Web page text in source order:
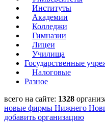
Институты
Академии
Колледжи
Гимназии
Лицеи
Училища
Государственные
Налоговые
Разное
всего на сайте: 1328
новые фирмы Нижнего
добавить организацию